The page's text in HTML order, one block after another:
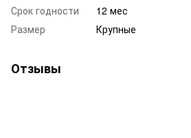
Срок годности
12 мес
Размер
Крупные
Отзывы